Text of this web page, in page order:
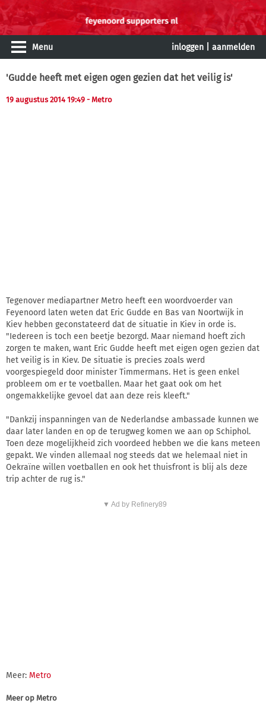
Menu inloggen aanmelden
'Gudde heeft met eigen ogen gezien dat het veilig is'
19 augustus 2014 19:49 - Metro
Tegenover mediapartner Metro heeft een woordvoerder van
Feyenoord laten weten dat Eric Gudde en Bas van Noortwijk in
Kiev hebben geconstateerd dat de situatie in Kiev in orde is.
"Iedereen is toch een beetje bezorgd. Maar niemand hoeft zich
zorgen te maken, want Eric Gudde heeft met eigen ogen gezien dat
het veilig is in Kiev. De situatie is precies zoals werd
voorgespiegeld door minister Timmermans. Het is geen enkel
probleem om er te voetballen. Maar het gaat ook om het
ongemakkelijke gevoel dat aan deze reis kleeft."
"Dankzij inspanningen van de Nederlandse ambassade kunnen we
daar later landen en op de terugweg komen we aan op Schiphol.
Toen deze mogelijkheid zich voordeed hebben we die kans meteen
gepakt. We vinden allemaal nog steeds dat we helemaal niet in
Oekraïne willen voetballen en ook het thuisfront is blij als deze
trip achter de rug is."
▼ Ad by Refinery89
Meer: Metro
Meer op Metro